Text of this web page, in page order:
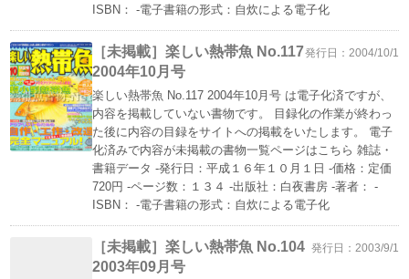
ISBN： -電子書籍の形式：自炊による電子化
［未掲載］楽しい熱帯魚 No.117
2004年10月号
発行日：2004/10/1
楽しい熱帯魚 No.117 2004年10月号 は電子化済ですが、
内容を掲載していない書物です。 目録化の作業が終わっ
た後に内容の目録をサイトへの掲載をいたします。 電子
化済みで内容が未掲載の書物一覧ページはこちら 雑誌・
書籍データ -発行日：平成１６年１０月１日 -価格：定価
720円 -ページ数：１３４ -出版社：白夜書房 -著者： -
ISBN： -電子書籍の形式：自炊による電子化
［未掲載］楽しい熱帯魚 No.104
2003年09月号
発行日：2003/9/1